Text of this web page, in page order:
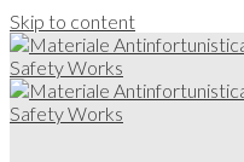
Skip to content